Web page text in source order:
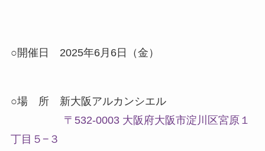
○開催日 2025年6月6日（金）
○場 所 新大阪アルカンシエル
〒532-0003 大阪府大阪市淀川区宮原１
丁目５−３